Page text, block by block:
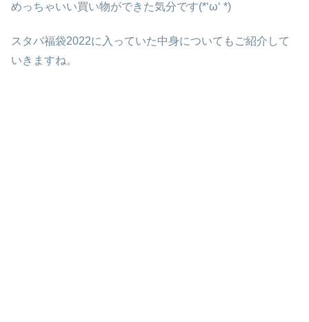
めっちゃいい買い物ができた気分です(*‘ω‘ *)
スタバ福袋2022に入っていた中身についてもご紹介して
いきますね。